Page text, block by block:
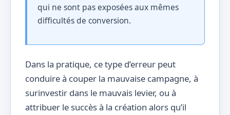
qui ne sont pas exposées aux mêmes
difficultés de conversion.
Dans la pratique, ce type d’erreur peut
conduire à couper la mauvaise campagne, à
surinvestir dans le mauvais levier, ou à
attribuer le succès à la création alors qu’il